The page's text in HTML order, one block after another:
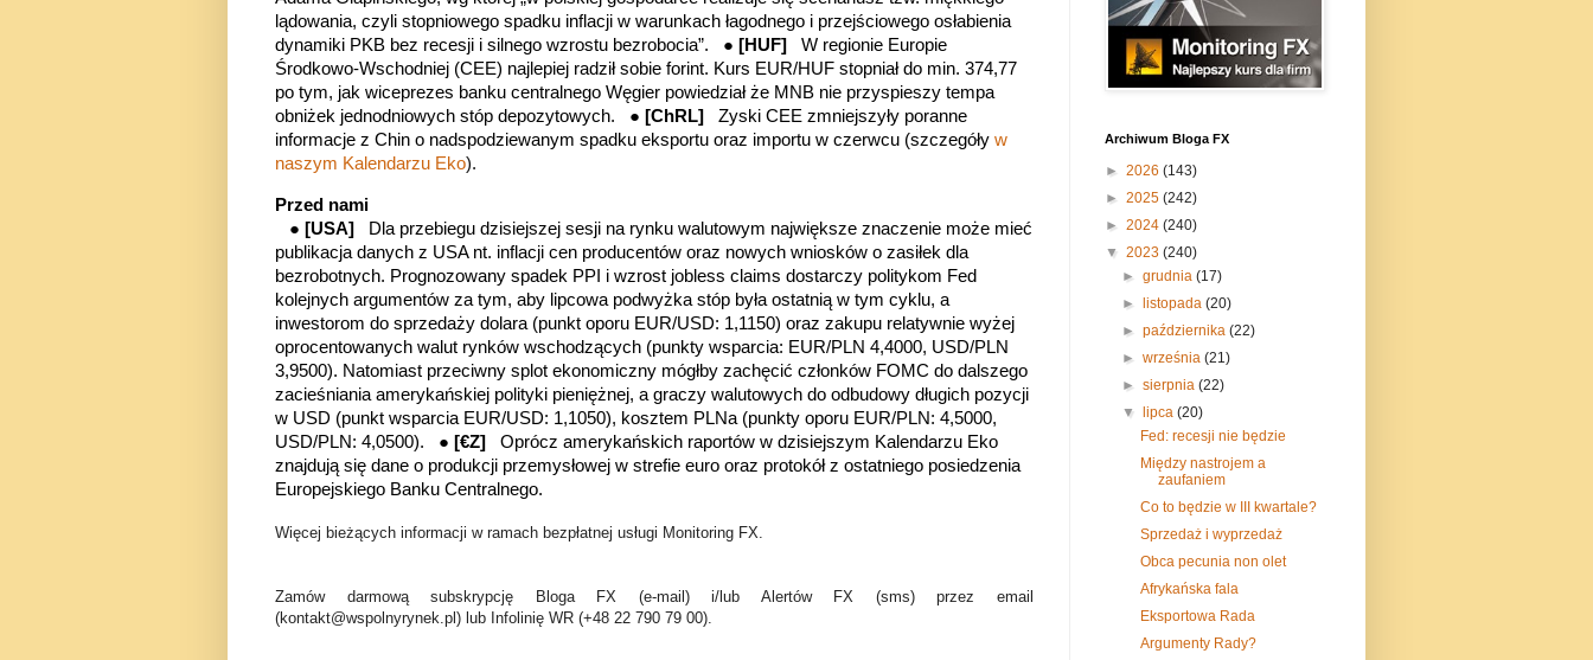
lądowania, czyli stopniowego spadku inflacji w warunkach łagodnego i przejściowego osłabienia
dynamiki PKB bez recesji i silnego wzrostu bezrobocia”. ● [HUF] W regionie Europie
Środkowo-Wschodniej (CEE) najlepiej radził sobie forint. Kurs EUR/HUF stopniał do min. 374,77
po tym, jak wiceprezes banku centralnego Węgier powiedział że MNB nie przyspieszy tempa
obniżek jednodniowych stóp depozytowych. ● [ChRL] Zyski CEE zmniejszyły poranne
informacje z Chin o nadspodziewanym spadku eksportu oraz importu w czerwcu (szczegóły w
naszym Kalendarzu Eko).
Przed nami
● [USA]
Dla przebiegu dzisiejszej sesji na rynku walutowym największe znaczenie może mieć
publikacja danych z USA nt. inflacji cen producentów oraz nowych wniosków o zasiłek dla
bezrobotnych. Prognozowany spadek PPI i wzrost jobless claims dostarczy politykom Fed
kolejnych argumentów za tym, aby lipcowa podwyżka stóp była ostatnią w tym cyklu, a
inwestorom do sprzedaży dolara (punkt oporu EUR/USD: 1,1150) oraz zakupu relatywnie wyżej
oprocentowanych walut rynków wschodzących (punkty wsparcia: EUR/PLN 4,4000, USD/PLN
3,9500). Natomiast przeciwny splot ekonomiczny mógłby zachęcić członków FOMC do dalszego
zacieśniania amerykańskiej polityki pieniężnej, a graczy walutowych do odbudowy długich pozycji
w USD (punkt wsparcia EUR/USD: 1,1050), kosztem PLNa (punkty oporu EUR/PLN: 4,5000,
USD/PLN: 4,0500). ● [€Z] Oprócz amerykańskich raportów w dzisiejszym Kalendarzu Eko
znajdują się dane o produkcji przemysłowej w strefie euro oraz protokół z ostatniego posiedzenia
Europejskiego Banku Centralnego.
Więcej bieżących informacji w ramach bezpłatnej usługi Monitoring FX.
Zamów darmową subskrypcję Bloga FX (e-mail) i/lub Alertów FX (sms) przez email
(kontakt@wspolnyrynek.pl) lub Infolinię WR (+48 22 790 79 00).
Archiwum Bloga FX
► 2026 (143)
► 2025 (242)
► 2024 (240)
▼ 2023 (240)
►grudnia(17)
►listopada(20)
►października(22)
►września(21)
►sierpnia(22)
▼lipca(20)
Fed: recesji nie będzie
Między nastrojem a
zaufaniem
Co to będzie w III kwartale?
Sprzedaż i wyprzedaż
Obca pecunia non olet
Afrykańska fala
Eksportowa Rada
Argumenty Rady?